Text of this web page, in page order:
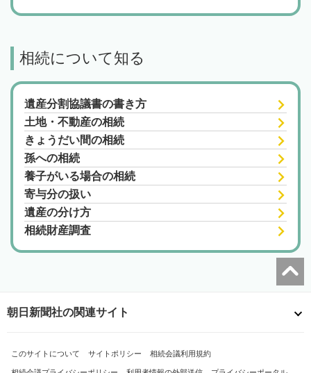
相続について知る
遺産分割協議書の書き方
土地・不動産の相続
きょうだい間の相続
孫への相続
養子がいる場合の相続
寄与分の扱い
遺産の分け方
相続財産調査
朝日新聞社の関連サイト
このサイトについて サイトポリシー 相続会議利用規約